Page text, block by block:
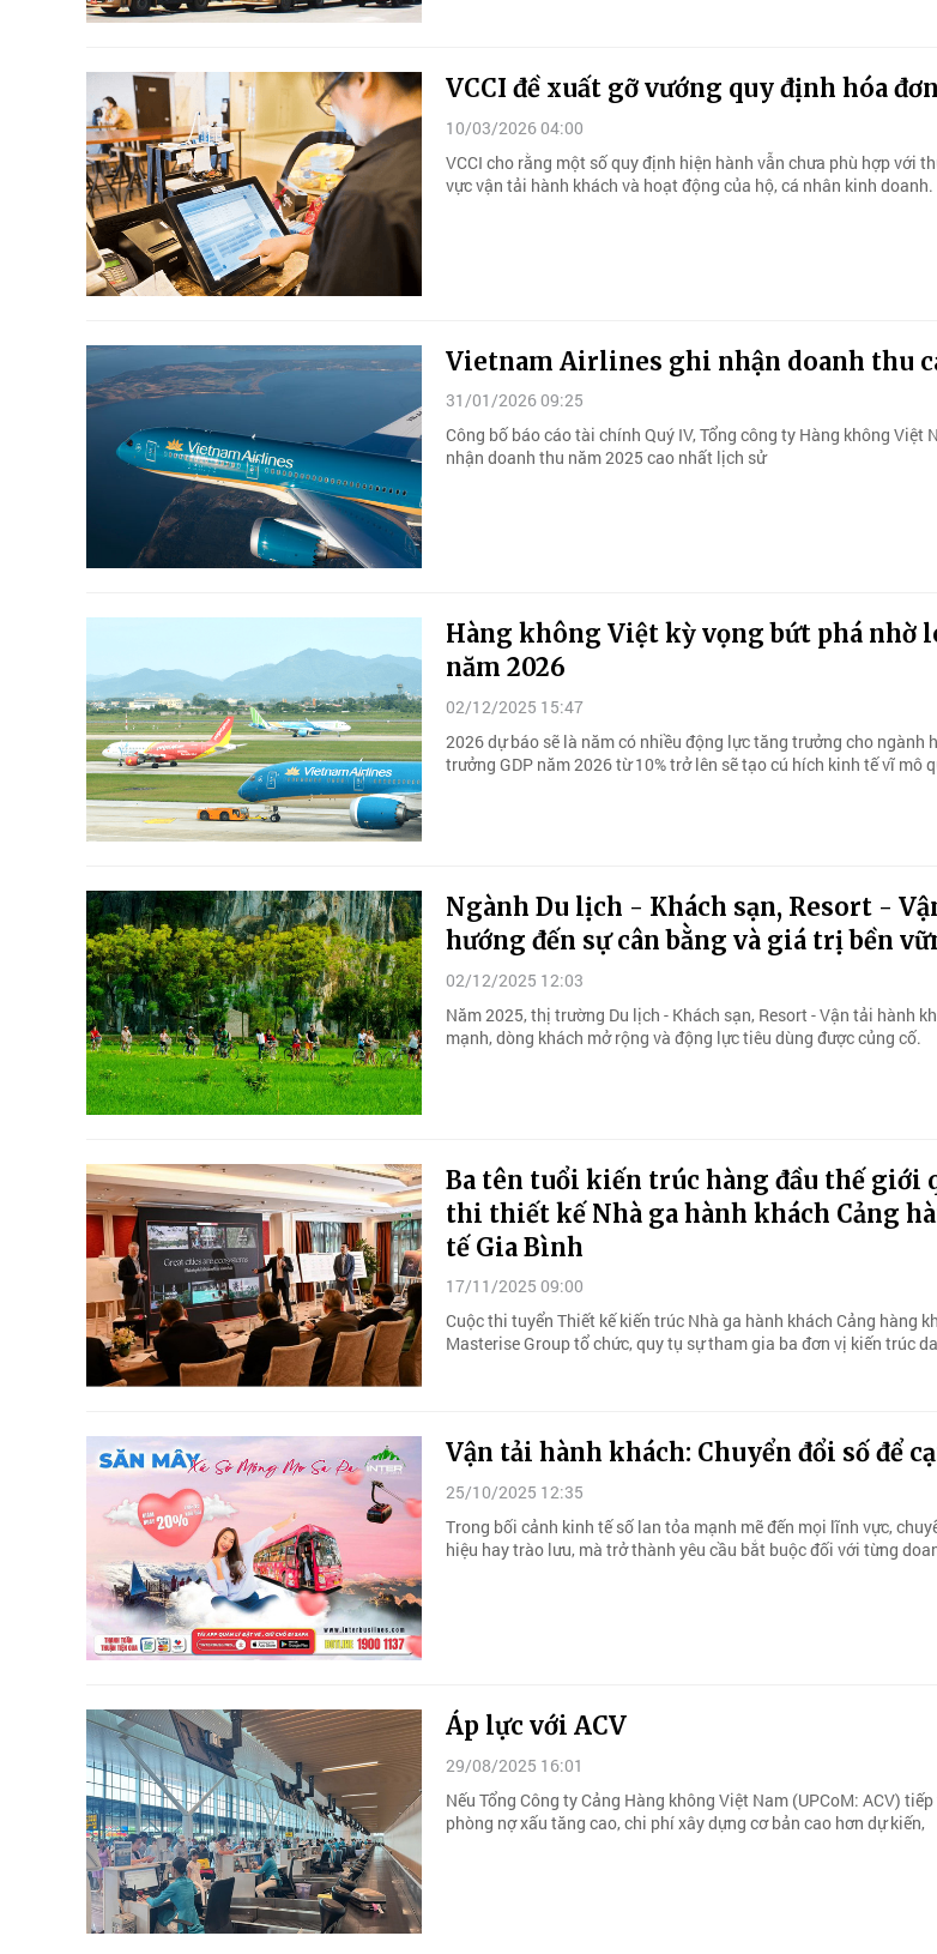
VCCI đề xuất gỡ vướng quy định hóa
10/03/2026 04:00
VCCI cho rằng một số quy định hiện hành vẫn chưa phù hợp với
vực vận tải hành khách và hoạt động của hộ, cá nhân kinh doanh.
Vietnam Airlines ghi nhận doanh thu
31/01/2026 09:25
Công bố báo cáo tài chính Quý IV, Tổng công ty Hàng không Việt
nhận doanh thu năm 2025 cao nhất lịch sử
Hàng không Việt kỳ vọng bứt phá nhờ
năm 2026
02/12/2025 15:47
2026 dự báo sẽ là năm có nhiều động lực tăng trưởng cho ngành
trưởng GDP năm 2026 từ 10% trở lên sẽ tạo cú hích kinh tế vĩ mô
Ngành Du lịch - Khách sạn, Resort -
hướng đến sự cân bằng và giá trị bền
02/12/2025 12:03
Năm 2025, thị trường Du lịch - Khách sạn, Resort - Vận tải hành
mạnh, dòng khách mở rộng và động lực tiêu dùng được củng cố.
Ba tên tuổi kiến trúc hàng đầu thế giới
thi thiết kế Nhà ga hành khách Cảng
tế Gia Bình
17/11/2025 09:00
Cuộc thi tuyển Thiết kế kiến trúc Nhà ga hành khách Cảng hàng
Masterise Group tổ chức, quy tụ sự tham gia ba đơn vị kiến trúc
Vận tải hành khách: Chuyển đổi số để
25/10/2025 12:35
Trong bối cảnh kinh tế số lan tỏa mạnh mẽ đến mọi lĩnh vực,
hiệu hay trào lưu, mà trở thành yêu cầu bắt buộc đối với từng
Áp lực với ACV
29/08/2025 16:01
Nếu Tổng Công ty Cảng Hàng không Việt Nam (UPCoM: ACV)
phòng nợ xấu tăng cao, chi phí xây dựng cơ bản cao hơn dự kiến,